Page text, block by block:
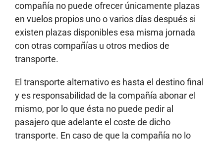
compañía no puede ofrecer únicamente plazas
en vuelos propios uno o varios días después si
existen plazas disponibles esa misma jornada
con otras compañías u otros medios de
transporte.
El transporte alternativo es hasta el destino final
y es responsabilidad de la compañía abonar el
mismo, por lo que ésta no puede pedir al
pasajero que adelante el coste de dicho
transporte. En caso de que la compañía no lo